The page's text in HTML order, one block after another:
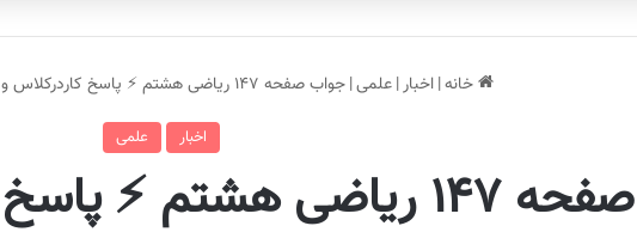
خانه|اخبار|علمی|جواب صفحه ۱۴۷ ریاضی هشتم ⚡️ پاسخ کاردرکلاس و فعالیت با تدریس ویدیویی
اخبار علمی
جواب صفحه ۱۴۷ ریاضی هشتم